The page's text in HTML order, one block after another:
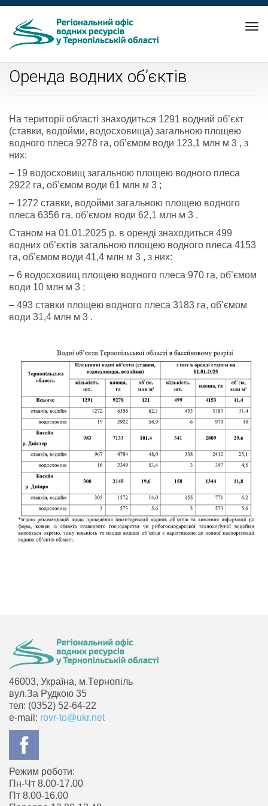
Оренда водних об’єктів
На території області знаходиться 1291 водний об’єкт
(ставки, водойми, водосховища) загальною площею
водного плеса 9278 га, об’ємом води 123,1 млн м 3 , з
них:
– 19 водосховищ загальною площею водного плеса
2922 га, об’ємом води 61 млн м 3 ;
– 1272 ставки, водойми загальною площею водного
плеса 6356 га, об’ємом води 62,1 млн м 3 .
Станом на 01.01.2025 р. в оренді знаходиться 499
водних об’єктів загальною площею водного плеса 4153
га, об’ємом води 41,4 млн м 3 , з них:
– 6 водосховищ площею водного плеса 970 га, об’ємом
води 10 млн м 3 ;
– 493 ставки площею водного плеса 3183 га, об’ємом
води 31,4 млн м 3 .
46003, Україна, м.Тернопіль
вул.За Рудкою 35
тел: (0352) 52-64-22
e-mail: rovr-to@ukr.net
Режим роботи:
Пн-Чт 8.00-17.00
Пт 8.00-16.00